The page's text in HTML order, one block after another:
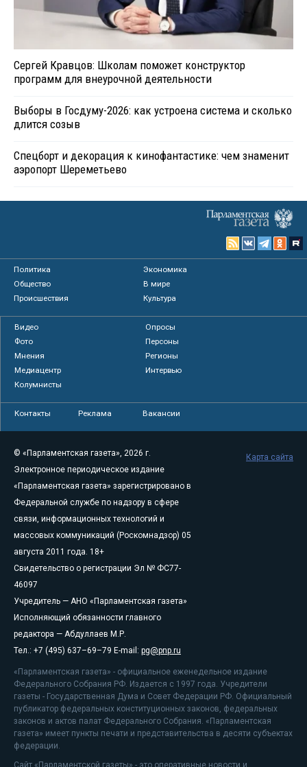
Сергей Кравцов: Школам поможет конструктор
программ для внеурочной деятельности
Выборы в Госдуму-2026: как устроена система и сколько
длится созыв
Спецборт и декорация к кинофантастике: чем знаменит
аэропорт Шереметьево
Политика
Экономика
Общество
В мире
Происшествия
Культура
Видео
Опросы
Фото
Персоны
Мнения
Регионы
Медиацентр
Интервью
Колумнисты
Контакты Реклама Вакансии
© «Парламентская газета», 2026 г.
Электронное периодическое издание
«Парламентская газета» зарегистрировано в
Федеральной службе по надзору в сфере
связи, информационных технологий и
массовых коммуникаций (Роскомнадзор) 05
августа 2011 года. 18+
Свидетельство о регистрации Эл № ФС77-
46097
Учредитель — АНО «Парламентская газета»
Исполняющий обязанности главного
редактора — Абдуллаев М.Р.
Тел.: +7 (495) 637–69–79 E-mail: pg@pnp.ru
«Парламентская газета» - официальное еженедельное издание
Федерального Собрания РФ. Издается с 1997 года. Учредители
газеты - Государственная Дума и Совет Федерации РФ. Официальный
публикатор федеральных конституционных законов, федеральных
законов и актов палат Федерального Собрания. «Парламентская
газета» имеет пункты печати и представительства в десяти субъектах
федерации.
Карта сайта